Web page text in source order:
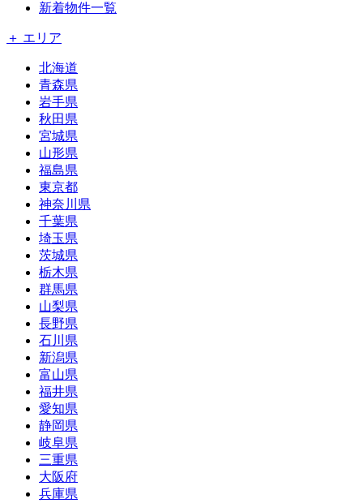
新着物件一覧
＋ エリア
北海道
青森県
岩手県
秋田県
宮城県
山形県
福島県
東京都
神奈川県
千葉県
埼玉県
茨城県
栃木県
群馬県
山梨県
長野県
石川県
新潟県
富山県
福井県
愛知県
静岡県
岐阜県
三重県
大阪府
兵庫県